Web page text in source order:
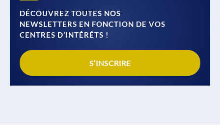
DÉCOUVREZ TOUTES NOS
NEWSLETTERS EN FONCTION DE VOS
CENTRES D’INTÉRÉTS !
S’INSCRIRE